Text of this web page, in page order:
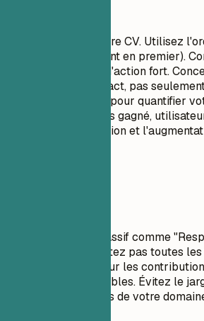
C'est le cœur de votre CV. Utilisez
inverse (le plus récent en premier).
puce par un verbe d'action fort.
réalisations et l'impact, pas
Utilisez des chiffres pour quantifier
pourcentages, temps gagné,
Montrez la progression et
Évitez le langage passif comme
"Chargé de...". Ne listez pas toutes
; concentrez-vous sur les
les résultats mesurables. Évitez le
recruteurs en dehors de votre